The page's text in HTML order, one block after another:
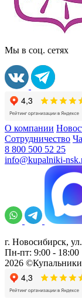
Мы в соц. сетях
О компании
Сотрудничество
8 800 500 52 25
info@kupalniki-
г. Новосибирск,
Пн-пт: 9:00 - 18:00
2026